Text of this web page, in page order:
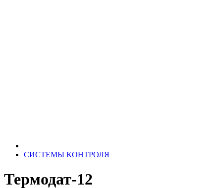
СИСТЕМЫ КОНТРОЛЯ
Термодат-12